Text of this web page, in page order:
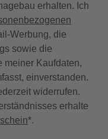
erhalten. Ich
Werbung, die
sowie die
meiner Kaufdaten,
einverstanden.
widerrufen.
erhalte
*.